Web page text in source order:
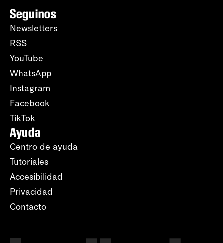
Seguinos
Newsletters
RSS
YouTube
WhatsApp
Instagram
Facebook
TikTok
Ayuda
Centro de ayuda
Tutoriales
Accesibilidad
Privacidad
Contacto